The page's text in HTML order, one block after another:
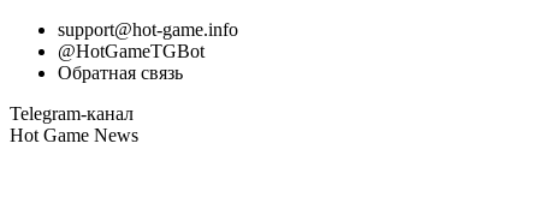
support@hot-game.info
@HotGameTGBot
Обратная связь
Telegram-канал
Hot Game News